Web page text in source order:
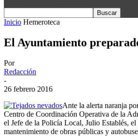
Inicio Hemeroteca
El Ayuntamiento
Por
Redacción
-
26 febrero 2016
Ante la alerta naranja
Centro de Coordinación Operativa de la
el Jefe de la Policía Local, Julio Establés,
mantenimiento de obras públicas y